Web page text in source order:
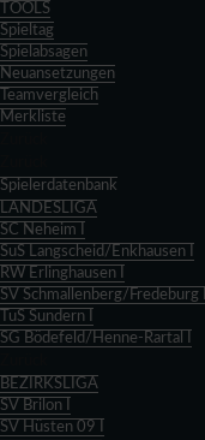
TOOLS
Spieltag
Spielabsagen
Neuansetzungen
Teamvergleich
Merkliste
Spielerdatenbank
LANDESLIGA
SC Neheim I
SuS Langscheid/Enkhausen I
RW Erlinghausen I
SV Schmallenberg/Fredeburg I
TuS Sundern I
SG Bödefeld/Henne-Rartal I
BEZIRKSLIGA
SV Brilon I
SV Hüsten 09 I